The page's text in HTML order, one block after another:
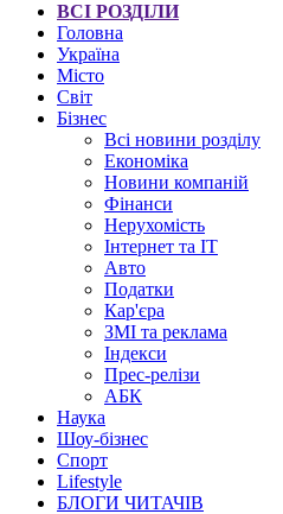
ВСІ РОЗДІЛИ
Головна
Україна
Місто
Світ
Бізнес
Всі новини розділу
Економіка
Новини компаній
Фінанси
Нерухомість
Інтернет та IT
Авто
Податки
Кар'єра
ЗМІ та реклама
Індекси
Прес-релізи
АБК
Наука
Шоу-бізнес
Спорт
Lifestyle
БЛОГИ ЧИТАЧІВ